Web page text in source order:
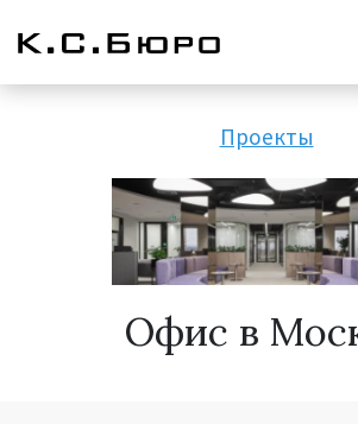
Проекты
Офис в